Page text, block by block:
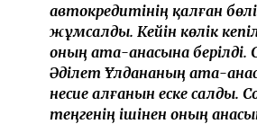
автокредитінің қалған
жұмсалды. Кейін көлік
оның ата-анасына
Әділет Ұлдананың ата-
несие алғанын еске салды.
теңгенің ішінен оның